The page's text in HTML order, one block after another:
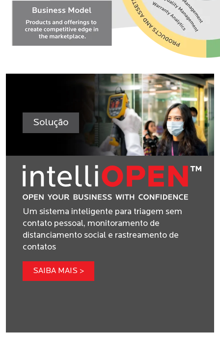
Solução
Um sistema inteligente para triagem sem
contato pessoal, monitoramento de
distanciamento social e rastreamento de
contatos
SAIBA MAIS >